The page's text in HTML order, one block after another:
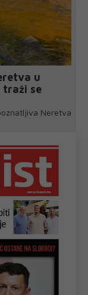
u
se
Neretva